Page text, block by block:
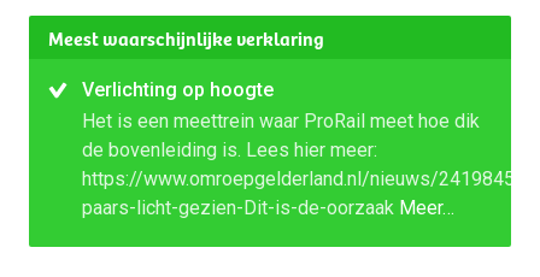
Meest waarschijnlijke verklaring
Verlichting op hoogte
Het is een meettrein waar ProRail meet hoe dik
de bovenleiding is. Lees hier meer:
https://www.omroepgelderland.nl/nieuws/2419845/
paars-licht-gezien-Dit-is-de-oorzaak Meer…